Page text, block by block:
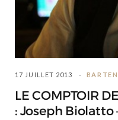
17 JUILLET 2013
LE COMPTOIR
: Joseph Biolatto